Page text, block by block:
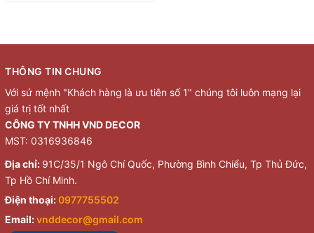
THÔNG TIN CHUNG
Với sứ mệnh "Khách hàng là ưu tiên số 1" chúng tôi luôn mạng lại
giá trị tốt nhất
CÔNG TY TNHH VND DECOR
MST: 0316936846
Địa chỉ: 91C/35/1 Ngô Chí Quốc, Phường Bình Chiểu, Tp Thủ Đức,
Tp Hồ Chí Minh.
Điện thoại: 0977755502
Email:vnddecor@gmail.com